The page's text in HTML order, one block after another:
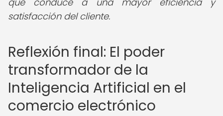
satisfacción del cliente.
Reflexión final: El poder
transformador de la
Inteligencia Artificial en el
comercio electrónico